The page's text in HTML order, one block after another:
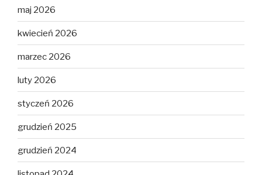
maj 2026
kwiecień 2026
marzec 2026
luty 2026
styczeń 2026
grudzień 2025
grudzień 2024